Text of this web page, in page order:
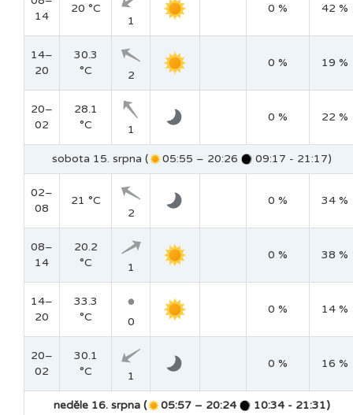
14
20 °C
1
0 % 42 %
14–
20
30.3
°C
2
0 % 19 %
20–
02
28.1
°C
1
0 % 22 %
sobota 15. srpna ( 05:55 – 20:26 09:17 - 21:17)
02–
08
21 °C
2
0 % 34 %
08–
14
20.2
°C
1
0 % 38 %
14–
20
33.3
°C
0
0 % 14 %
20–
02
30.1
°C
1
0 % 16 %
neděle 16. srpna ( 05:57 – 20:24 10:34 - 21:31)